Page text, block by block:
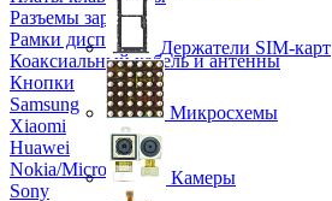
Разъемы зарядки
Рамки дисплея
Коаксиальный кабель и антенны
Кнопки
Samsung
Xiaomi
Huawei
Nokia/Microsoft
Sony
Держатели SIM-карт
Микросхемы
Камеры